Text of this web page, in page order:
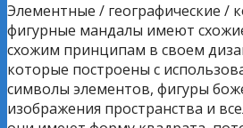
Элементные / географические /
фигурные мандалы имеют
схожим принципам в своем
которые построены с
символы элементов, фигуры
изображения пространства и